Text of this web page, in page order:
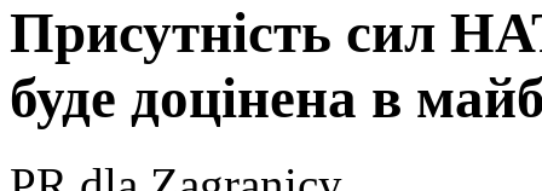
Присутність сил
буде доцінена в